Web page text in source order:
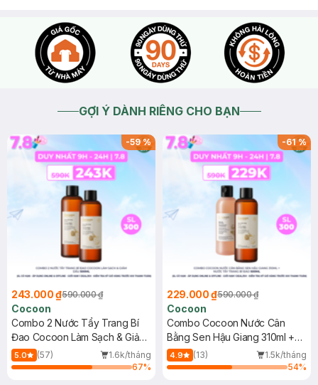
GỢI Ý DÀNH RIÊNG CHO BẠN
-59%
243.000 ₫590.000 ₫
Cocoon
Combo 2 Nước Tẩy Trang Bí
Đao Cocoon Làm Sạch & Giảm
Dầu 500ml
5.0 (57)
1.6k/tháng
67%
-61%
229.000 ₫590.000 ₫
Cocoon
Combo Cocoon Nước Cân
Bằng Sen Hậu Giang 310ml +
Nước Tẩy Trang Bí Đao 500ml
4.9 (13)
1.5k/tháng
54%